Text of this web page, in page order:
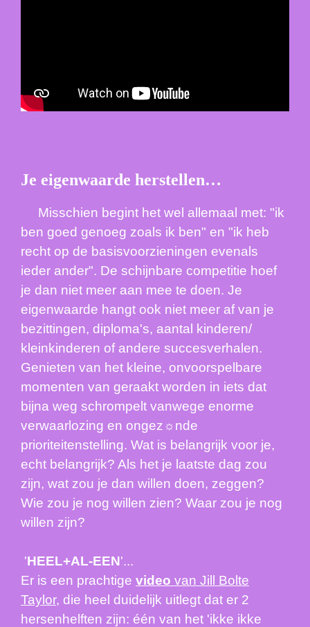
Je eigenwaarde herstellen…
Misschien begint het wel allemaal met: "ik
ben goed genoeg zoals ik ben" en "ik heb
recht op de basisvoorzieningen evenals
ieder ander". De schijnbare competitie hoef
je dan niet meer aan mee te doen. Je
eigenwaarde hangt ook niet meer af van je
bezittingen, diploma's, aantal kinderen/
kleinkinderen of andere succesverhalen.
Genieten van het kleine, onvoorspelbare
momenten van geraakt worden in iets dat
bijna weg schrompelt vanwege enorme
verwaarlozing en ongez☼nde
prioriteitenstelling. Wat is belangrijk voor je,
echt belangrijk? Als het je laatste dag zou
zijn, wat zou je dan willen doen, zeggen?
Wie zou je nog willen zien? Waar zou je nog
willen zijn?
'HEEL+AL-EEN'...
Er is een prachtige video van Jill Bolte
Taylor, die heel duidelijk uitlegt dat er 2
hersenhelften zijn: één van het 'ikke ikke